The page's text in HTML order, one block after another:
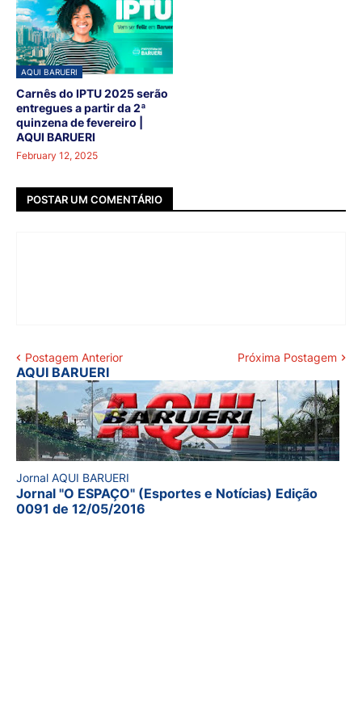
AQUI BARUERI
Carnês do IPTU 2025 serão
entregues a partir da 2ª
quinzena de fevereiro |
AQUI BARUERI
February 12, 2025
POSTAR UM COMENTÁRIO
Postagem Anterior Próxima Postagem
AQUI BARUERI
Jornal AQUI BARUERI
Jornal "O ESPAÇO" (Esportes e Notícias) Edição
0091 de 12/05/2016